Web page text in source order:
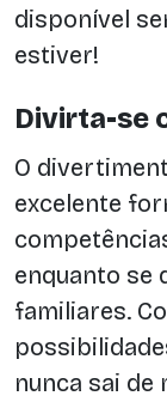
disponível
estiver!
Divirta-se
O
excelente
enquanto se
familiares.
nunca sai de